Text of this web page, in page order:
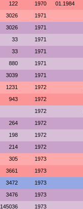
122 1970 01.1984
3026 1971
3026 1971
33 1971
33 1971
880 1971
3039 1971
1231 1972
943 1972
1972
264 1972
198 1972
214 1972
305 1973
3661 1973
3472 1973
3476 1973
145036 1973